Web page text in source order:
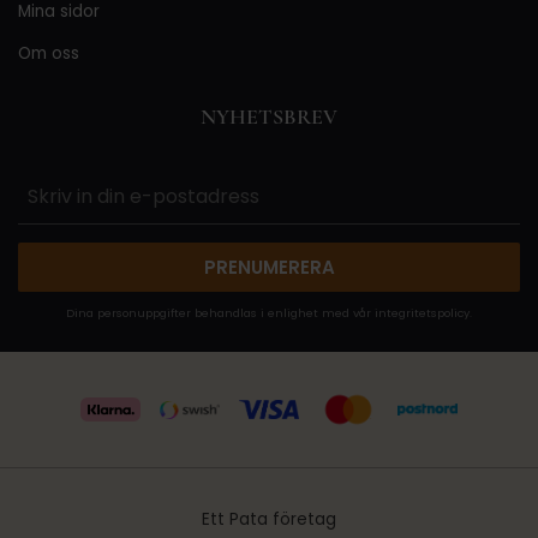
Mina sidor
Om oss
NYHETSBREV
PRENUMERERA
Dina personuppgifter behandlas i enlighet med vår integritetspolicy
Ett Pata företag